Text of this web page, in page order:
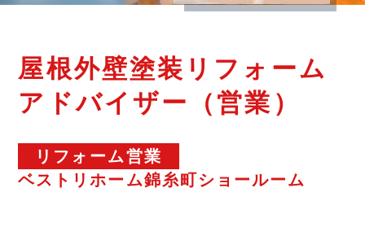
屋根外壁塗装リフォーム
アドバイザー（営業）
リフォーム営業
ベストリホーム錦糸町ショールーム